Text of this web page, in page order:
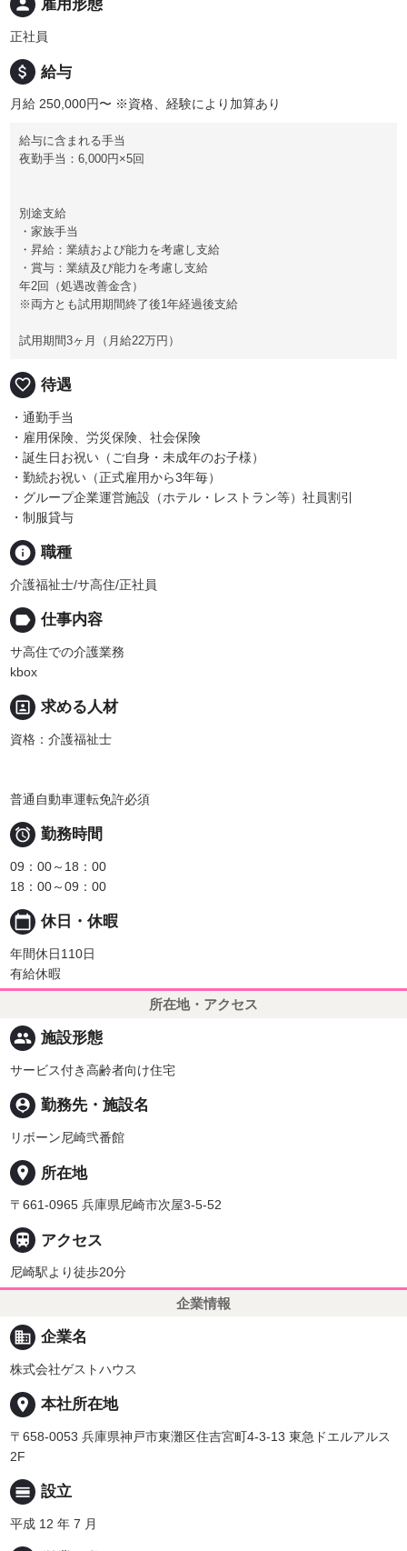
person 雇用形態
正社員
attach_money 給与
月給 250,000円〜 ※資格、経験により加算あり
給与に含まれる手当
夜勤手当：6,000円×5回
別途支給
・家族手当
・昇給：業績および能力を考慮し支給
・賞与：業績及び能力を考慮し支給
年2回（処遇改善金含）
※両方とも試用期間終了後1年経過後支給
試用期間3ヶ月（月給22万円）
favorite_border 待遇
・通勤手当
・雇用保険、労災保険、社会保険
・誕生日お祝い（ご自身・未成年のお子様）
・勤続お祝い（正式雇用から3年毎）
・グループ企業運営施設（ホテル・レストラン等）社員割引
・制服貸与
info 職種
介護福祉士/サ高住/正社員
label 仕事内容
サ高住での介護業務
kbox
portrait 求める人材
資格：介護福祉士
普通自動車運転免許必須
 勤務時間
09：00～18：00
18：00～09：00
calendar_today 休日・休暇
年間休日110日
有給休暇
所在地・アクセス
people 施設形態
サービス付き高齢者向け住宅
person_pin 勤務先・施設名
リボーン尼崎弐番館
place 所在地
〒661-0965 兵庫県尼崎市次屋3-5-52
 アクセス
尼崎駅より徒歩20分
企業情報
business 企業名
株式会社ゲストハウス
place 本社所在地
〒658-0053 兵庫県神戸市東灘区住吉宮町4-3-13 東急ドエルアルス
2F
calendar_view_day 設立
平成 12 年 7 月